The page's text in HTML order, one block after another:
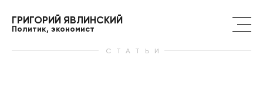
ГРИГОРИЙ ЯВЛИНСКИЙ
Политик, экономист
СТАТЬИ